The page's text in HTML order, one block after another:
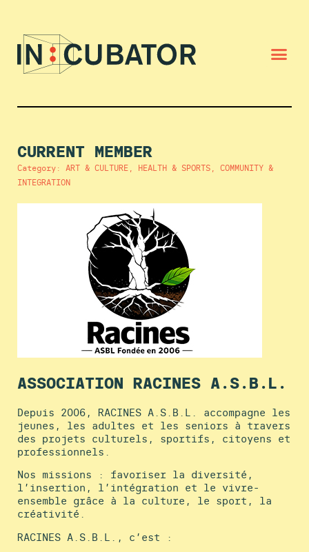
CURRENT MEMBER
Category: ART & CULTURE, HEALTH & SPORTS, COMMUNITY &
INTEGRATION
ASSOCIATION RACINES A.S.B.L.
Depuis 2006, RACINES A.S.B.L. accompagne les
jeunes, les adultes et les seniors à travers
des projets culturels, sportifs, citoyens et
professionnels.
Nos missions : favoriser la diversité,
l’insertion, l’intégration et le vivre-
ensemble grâce à la culture, le sport, la
créativité.
RACINES A.S.B.L., c’est :